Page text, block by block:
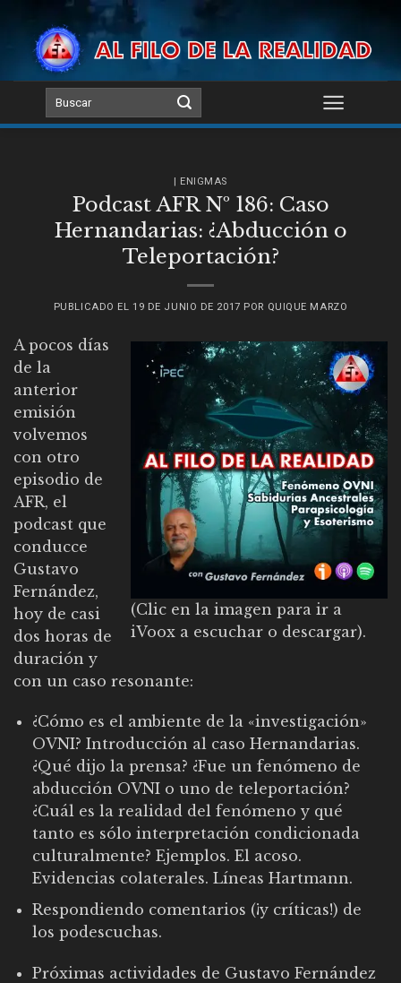
content
| ENIGMAS
Podcast AFR Nº 186: Caso
Hernandarias: ¿Abducción o
Teleportación?
PUBLICADO EL 19 DE JUNIO DE 2017 POR QUIQUE MARZO
(Clic en la imagen para ir a
iVoox a escuchar o descargar).
A pocos días
de la
anterior
emisión
volvemos
con otro
episodio de
AFR, el
podcast que
conducce
Gustavo
Fernández,
hoy de casi
dos horas de
duración y
con un caso resonante:
¿Cómo es el ambiente de la «investigación»
OVNI? Introducción al caso Hernandarias.
¿Qué dijo la prensa? ¿Fue un fenómeno de
abducción OVNI o uno de teleportación?
¿Cuál es la realidad del fenómeno y qué
tanto es sólo interpretación condicionada
culturalmente? Ejemplos. El acoso.
Evidencias colaterales. Líneas Hartmann.
Respondiendo comentarios (¡y críticas!) de
los podescuchas.
Próximas actividades de Gustavo Fernández